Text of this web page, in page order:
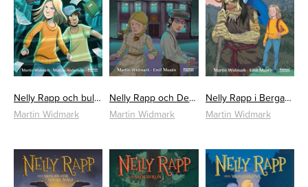
Nelly Rapp och bullergasten
Martin Widmark
Nelly Rapp och De dödas hotell
Martin Widmark
Nelly Rapp i Bergakungens sal
Martin Widmark